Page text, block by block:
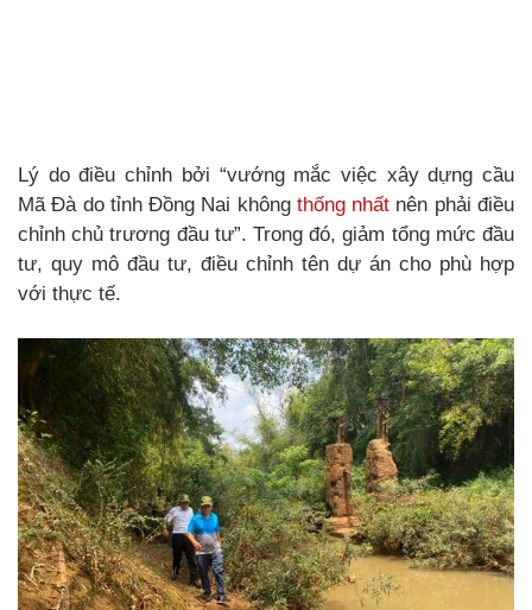
Lý do điều chỉnh bởi “vướng mắc việc xây dựng cầu
Mã Đà do tỉnh Đồng Nai không thống nhất nên phải điều
chỉnh chủ trương đầu tư”. Trong đó, giảm tổng mức đầu
tư, quy mô đầu tư, điều chỉnh tên dự án cho phù hợp
với thực tế.